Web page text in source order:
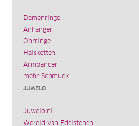
Damenringe
Anhänger
Ohrringe
Halsketten
Armbänder
mehr Schmuck
JUWELO
Juwelo.nl
Wereld van Edelstenen